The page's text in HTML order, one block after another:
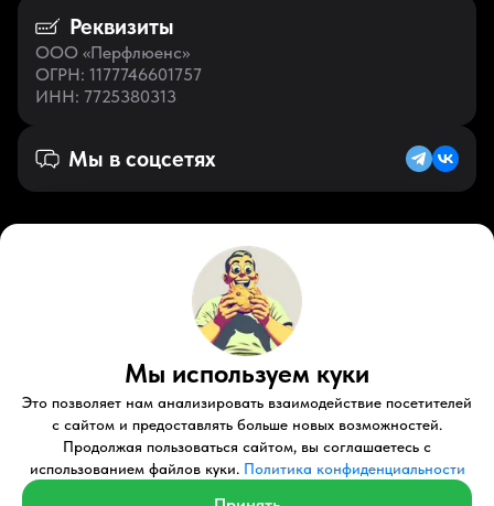
Реквизиты
ООО «Перфлюенс»
ОГРН: 1177746601757
ИНН: 7725380313
Мы в соцсетях
Русский (KZ)
ZenYoutubeTelegramTiktokКонтакты
Правовые документыУсловия использования
Пользовательское соглашение
© 2026 Perfluence LLC Все права защищены.
Политика конфиденциальности
Мы используем куки
Это позволяет нам анализировать взаимодействие посетителей
с сайтом и предоставлять больше новых возможностей.
Продолжая пользоваться сайтом, вы соглашаетесь с
использованием файлов куки. Политика конфиденциальности